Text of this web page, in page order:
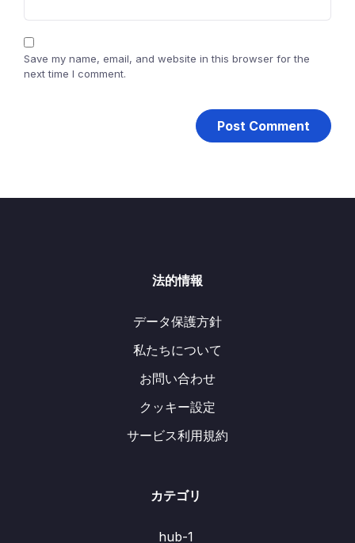
Save my name, email, and website in this browser for the
next time I comment.
法的情報
データ保護方針
私たちについて
お問い合わせ
クッキー設定
サービス利用規約
カテゴリ
hub-1